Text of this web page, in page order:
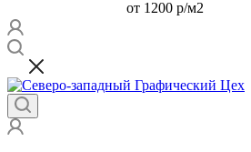
от 1200 р/м2